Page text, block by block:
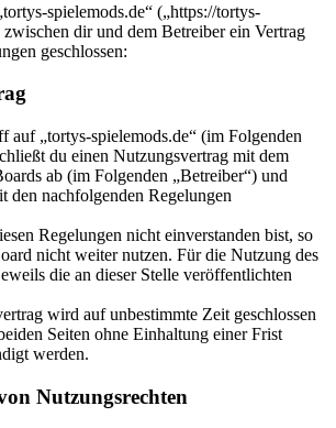
spielemods.de“ („https://tortys-
dir und dem Betreiber ein Vertrag
geschlossen:
auf „tortys-spielemods.de“ (im Folgenden
du einen Nutzungsvertrag mit dem
ab (im Folgenden „Betreiber“) und
den nachfolgenden Regelungen
Regelungen nicht einverstanden bist, so
nicht weiter nutzen. Für die Nutzung des
die an dieser Stelle veröffentlichten
wird auf unbestimmte Zeit geschlossen
Seiten ohne Einhaltung einer Frist
werden.
Nutzungsrechten